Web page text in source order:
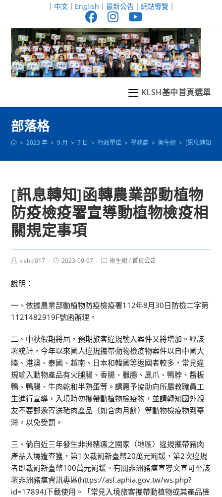
至
｜ 中文｜ English ｜ 最新公告｜ 網站導覽｜
KLSH基中首頁選單
部落格
> 2023 年 > 9 月 > 7 日 > 行政單位 > 學務處 > 衛生組 > [訊息轉知]函
[訊息轉知]函轉農業部動植物
防疫檢疫署宣導動植物檢疫相
關規定事項
Postklshkl017
Post2023-09-07
Post衛生組 / 首頁公告
說明：
一、依據農業部動植物防疫檢疫署112年8月30日防檢二字第
1121482919F號函辦理。
二、中秋假期將屆，預期旅客違規輸入案件又將增加。經該
署統計，今年以來國人違規攜帶動物檢疫物案件以自中國大
陸、港澳、泰國、越南、日本和韓國等返國者較多，常見違
規輸入動物產品有火腿腸、香腸、臘腸、鳳爪、鴨脖、醬板
鴨、鴨腸、牛肉乾和半熟蛋等。請惠予協助向所屬教職員工
生進行宣導，入境時勿攜帶動植物檢疫物，並請轉知國外親
友不要郵遞寄送豬肉產品（如含肉月餅）等動物檢疫物到臺
灣，以免受罰。
三、倘自近三年發生非洲豬瘟之國家（地區）違規攜帶豬肉
產品入境遭查獲，第1次裁罰新臺幣20萬元罰鍰，第2次違規
者即裁罰新臺幣100萬元罰鍰。有關非洲豬瘟宣導文宣可至該
署非洲豬瘟資訊專區(https://asf.aphia.gov.tw/ws.php?
id=17894)下載使用。「常見入境旅客攜帶動植物或其產品檢